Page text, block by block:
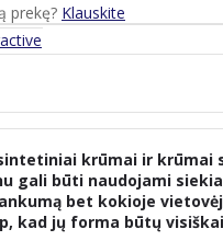
prekę? Klauskite
krūmai ir krūmai
gali būti naudojami
bet kokioje
kad jų forma būtų visiškai